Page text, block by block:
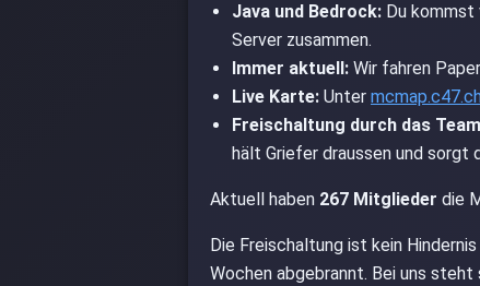
Java und Bedrock: Du
Server zusammen.
Immer aktuell: Wir fahren
Live Karte: Unter
Freischaltung durch das
hält Griefer draussen und sorgt
Aktuell haben 267 Mitglieder die
Die Freischaltung ist kein
Wochen abgebrannt. Bei uns steht